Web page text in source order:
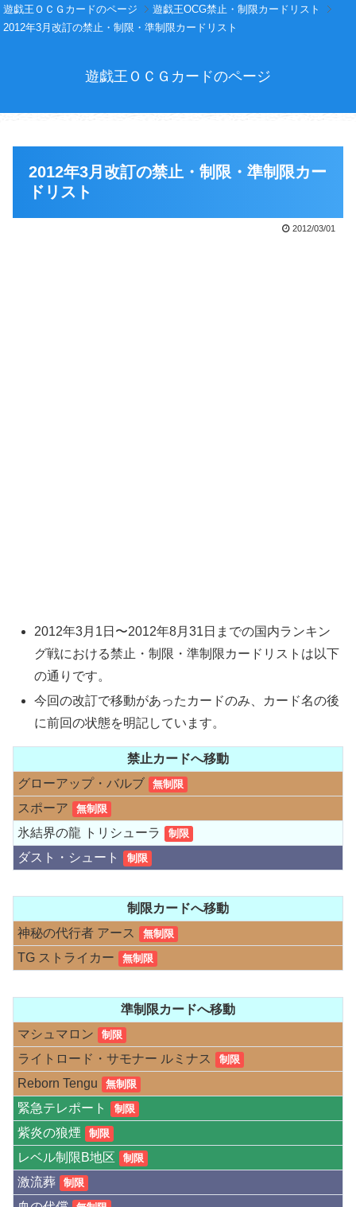
遊戯王ＯＣＧカードのページ
遊戯王OCG禁止・制限カードリスト
2012年3月改訂の禁止・制限・準制限カードリスト
遊戯王ＯＣＧカードのページ
2012年3月改訂の禁止・制限・準制限カー
ドリスト
2012/03/01
2012年3月1日〜2012年8月31日までの国内ランキン
グ戦における禁止・制限・準制限カードリストは以下
の通りです。
今回の改訂で移動があったカードのみ、カード名の後
に前回の状態を明記しています。
禁止カードへ移動
グローアップ・バルブ
無制限
スポーア 無制限
氷結界の龍 トリシューラ 制限
ダスト・シュート 制限
制限カードへ移動
神秘の代行者 アース
無制限
TG ストライカー 無制限
準制限カードへ移動
マシュマロン
制限
ライトロード・サモナー ルミナス 制限
Reborn Tengu 無制限
緊急テレポート 制限
紫炎の狼煙 制限
レベル制限B地区 制限
激流葬 制限